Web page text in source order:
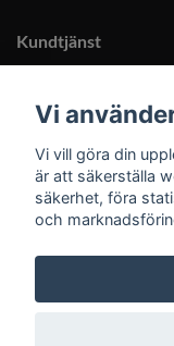
Kundtjänst
Läs mer
Sociala medier
Vi
Vi vill göra din
är att säkerställa
säkerhet, föra
och